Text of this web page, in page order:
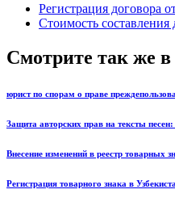
Регистрация договора
Стоимость составления
Смотрите так же в
юрист по спорам о праве
Защита авторских прав на тексты
Внесение изменений в реестр товарных
Регистрация товарного знака в